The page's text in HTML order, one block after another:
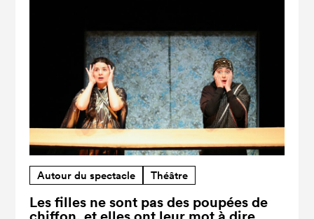
Autour du spectacle Théâtre
Les filles ne sont pas des poupées de